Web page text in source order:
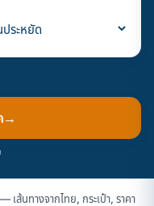
→
ส้นทางจากไทย, กระเป๋า, ราคา